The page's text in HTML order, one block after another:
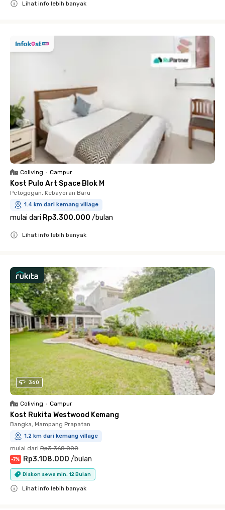
Lihat info lebih banyak
Coliving • Campur
Kost Pulo Art Space Blok M
Petogogan, Kebayoran Baru
1.4 km dari kemang village
mulai dari Rp3.300.000 /bulan
Lihat info lebih banyak
360
Coliving • Campur
Kost Rukita Westwood Kemang
Bangka, Mampang Prapatan
1.2 km dari kemang village
mulai dari Rp3.368.000
-7% Rp3.108.000 /bulan
Diskon sewa min. 12 Bulan
Lihat info lebih banyak